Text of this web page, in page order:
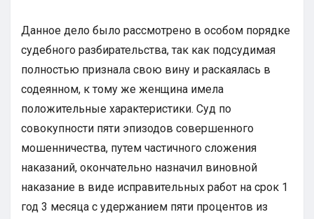
Данное дело было рассмотрено в особом порядке
судебного разбирательства, так как подсудимая
полностью признала свою вину и раскаялась в
содеянном, к тому же женщина имела
положительные характеристики. Суд по
совокупности пяти эпизодов совершенного
мошенничества, путем частичного сложения
наказаний, окончательно назначил виновной
наказание в виде исправительных работ на срок 1
год 3 месяца с удержанием пяти процентов из